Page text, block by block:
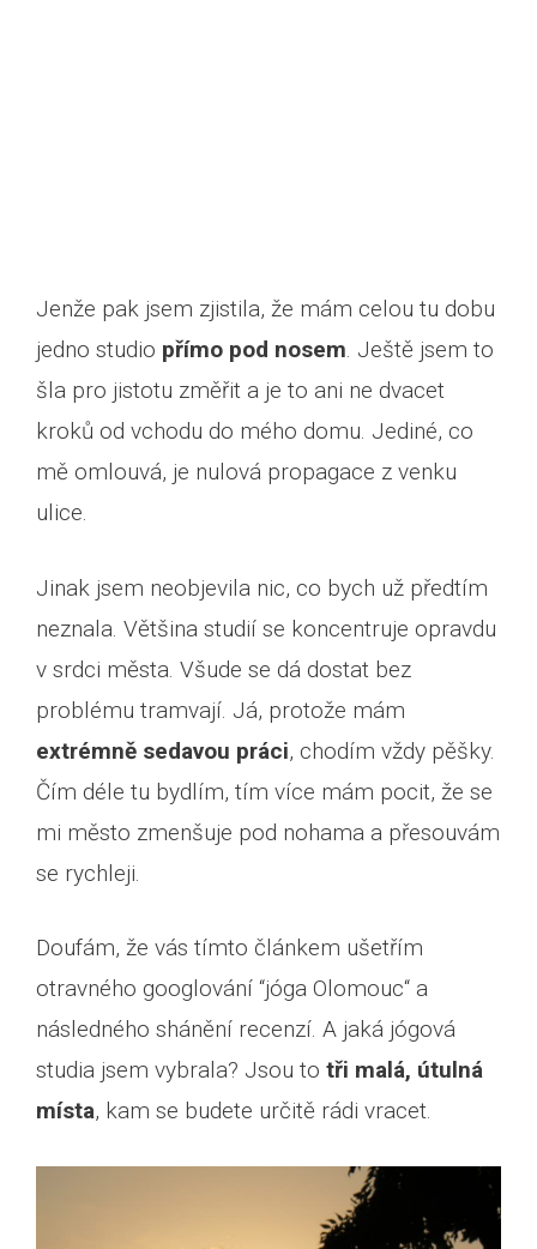
Jenže pak jsem zjistila, že mám celou tu dobu
jedno studio přímo pod nosem. Ještě jsem to
šla pro jistotu změřit a je to ani ne dvacet
kroků od vchodu do mého domu. Jediné, co
mě omlouvá, je nulová propagace z venku
ulice.
Jinak jsem neobjevila nic, co bych už předtím
neznala. Většina studií se koncentruje opravdu
v srdci města. Všude se dá dostat bez
problému tramvají. Já, protože mám
extrémně sedavou práci, chodím vždy pěšky.
Čím déle tu bydlím, tím více mám pocit, že se
mi město zmenšuje pod nohama a přesouvám
se rychleji.
Doufám, že vás tímto článkem ušetřím
otravného googlování “jóga Olomouc“ a
následného shánění recenzí. A jaká jógová
studia jsem vybrala? Jsou to tři malá, útulná
místa, kam se budete určitě rádi vracet.